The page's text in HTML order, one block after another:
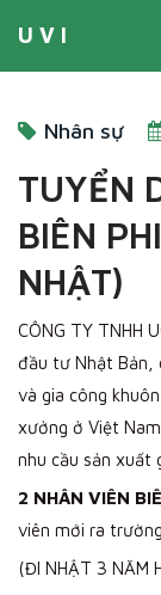
U V I
Nhân sự
TUYỂN
BIÊN
NHẬT)
CÔNG TY TNHH
đầu tư Nhật Bản,
và gia công
xưởng ở Việt
nhu cầu sản xuất
2 NHÂN VIÊN
viên mới ra
(ĐI NHẬT 3 NĂM